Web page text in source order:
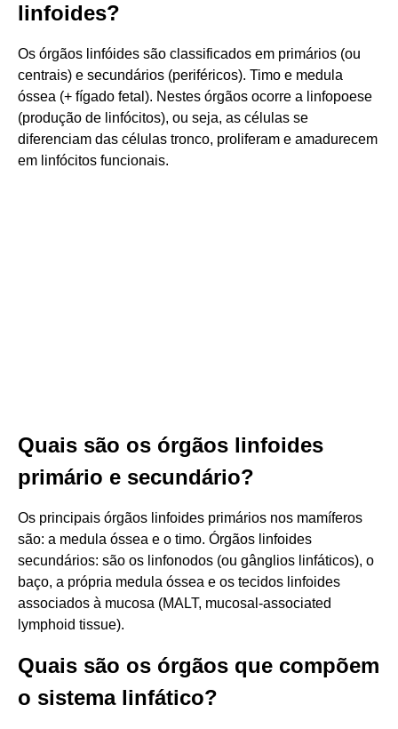
linfoides?
Os órgãos linfóides são classificados em primários (ou
centrais) e secundários (periféricos). Timo e medula
óssea (+ fígado fetal). Nestes órgãos ocorre a linfopoese
(produção de linfócitos), ou seja, as células se
diferenciam das células tronco, proliferam e amadurecem
em linfócitos funcionais.
Quais são os órgãos linfoides
primário e secundário?
Os principais órgãos linfoides primários nos mamíferos
são: a medula óssea e o timo. Órgãos linfoides
secundários: são os linfonodos (ou gânglios linfáticos), o
baço, a própria medula óssea e os tecidos linfoides
associados à mucosa (MALT, mucosal-associated
lymphoid tissue).
Quais são os órgãos que compõem
o sistema linfático?